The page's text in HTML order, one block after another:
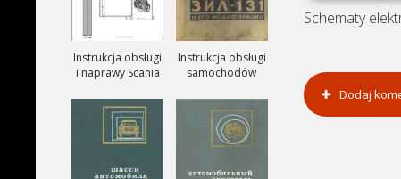
Dodaj
Instrukcja obsługi
i naprawy Scania
Instrukcja obsługi
samochodów
ZIŁ-131, ZIŁ-131A
i ZIŁ-131V